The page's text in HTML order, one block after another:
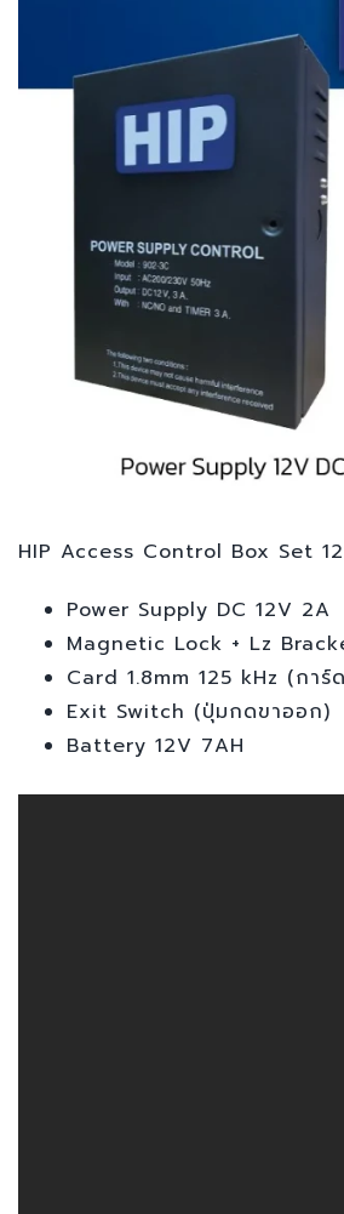
HIP Access Control Box Set
Power Supply DC 12V 2A
Magnetic Lock + Lz
Card 1.8mm 125 kHz (การ์
Exit Switch (ปุ่มกดขาออก)
Battery 12V 7AH